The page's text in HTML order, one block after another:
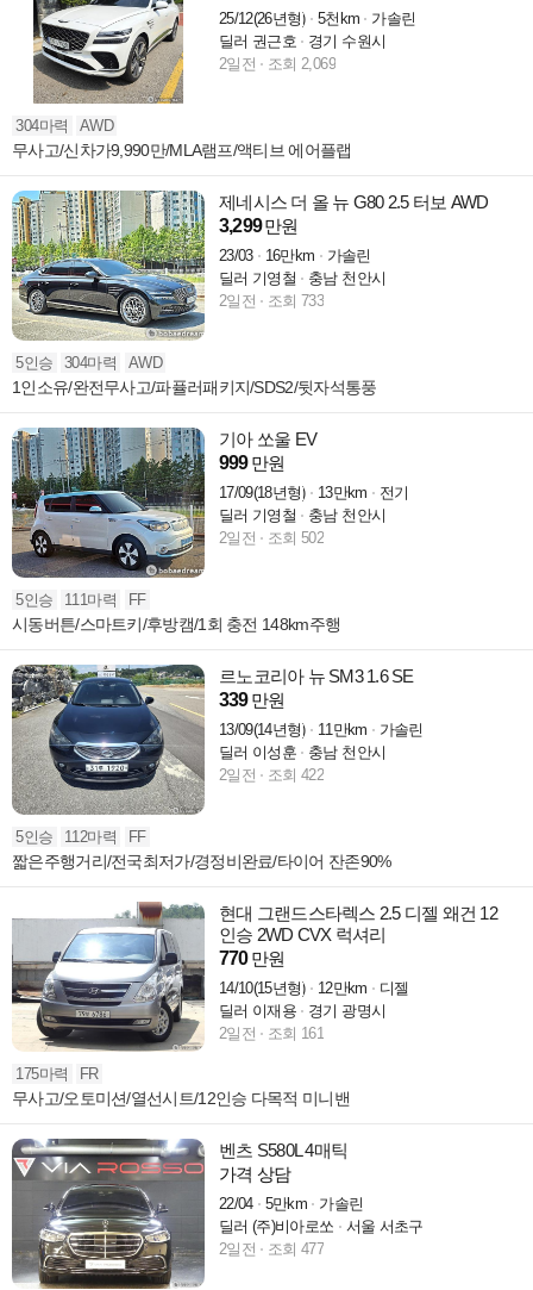
25/12(26년형) 5천km
가솔린
딜러 권근호
경기 수원시
2일전
조회 2,069
304마력 AWD
무사고/신차가9,990만/MLA램프/액티브 에어플랩
제네시스 더 올 뉴 G80 2.5 터보 AWD
3,299만원
23/03 16만km
가솔린
딜러 기영철
충남 천안시
2일전
조회 733
5인승 304마력 AWD
1인소유/완전무사고/파퓰러패키지/SDS2/뒷자석통풍
기아 쏘울 EV
999만원
17/09(18년형) 13만km
전기
딜러 기영철
충남 천안시
2일전
조회 502
5인승 111마력 FF
시동버튼/스마트키/후방캠/1회 충전 148km주행
르노코리아 뉴 SM3 1.6 SE
339만원
13/09(14년형) 11만km
가솔린
딜러 이성훈
충남 천안시
2일전
조회 422
5인승 112마력 FF
짧은주행거리/전국최저가/경정비완료/타이어 잔존90%
현대 그랜드스타렉스 2.5 디젤 왜건 12
인승 2WD CVX 럭셔리
770만원
14/10(15년형) 12만km
디젤
딜러 이재용
경기 광명시
2일전
조회 161
175마력 FR
무사고/오토미션/열선시트/12인승 다목적 미니밴
벤츠 S580L 4매틱
가격 상담
22/04 5만km
가솔린
딜러 (주)비아로쏘
서울 서초구
2일전
조회 477